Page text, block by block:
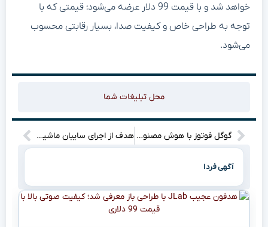
خواهد شد و با قیمت 99 دلار عرضه می‌شود؛ قیمتی که با
توجه به طراحی خاص و کیفیت صدا، بسیار رقابتی محسوب
می‌شود.
محل تبلیغات شما
گوگل فوتوز با هوش مصنوعی Veo ۳ عکس‌ها را به ویدیو تبدیل می‌کند هدف از اجرای سایبان ماشین در اماکن مختلف چیست؟
آگهی فردا